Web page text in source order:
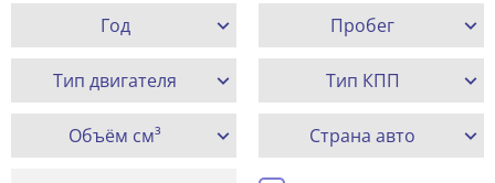
Год Пробег
Тип двигателя Тип КПП
Объём см³ Страна авто